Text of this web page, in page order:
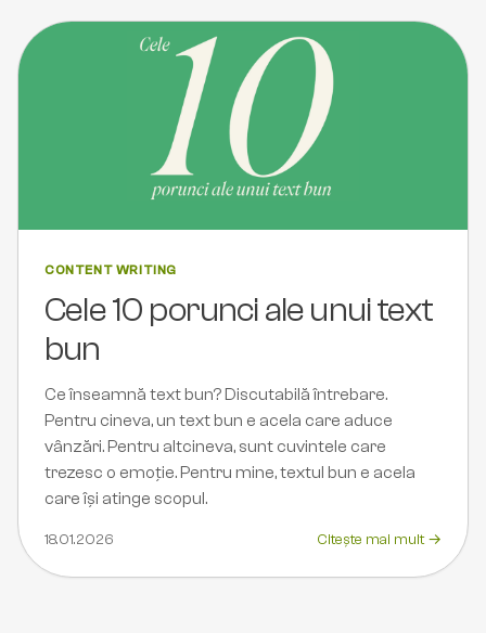
CONTENT WRITING
Cele 10 porunci ale unui text
bun
Ce înseamnă text bun? Discutabilă întrebare.
Pentru cineva, un text bun e acela care aduce
vânzări. Pentru altcineva, sunt cuvintele care
trezesc o emoție. Pentru mine, textul bun e acela
care își atinge scopul.
18.01.2026 Citește mai mult →